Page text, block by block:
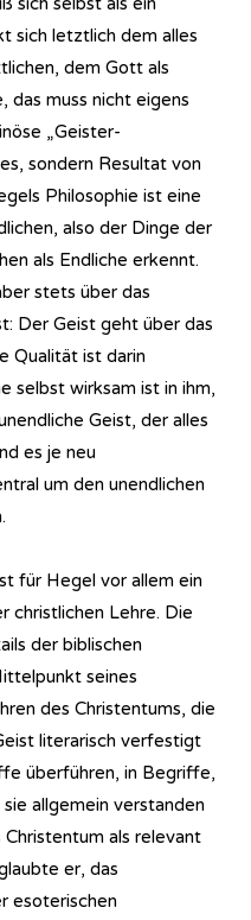
sich letztlich dem alles
dem Gott als
das muss nicht eigens
„Geister-
sondern Resultat von
Philosophie ist eine
also der Dinge der
als Endliche erkennt.
stets über das
Der Geist geht über das
Qualität ist darin
selbst wirksam ist in ihm,
Geist, der alles
es je neu
um den unendlichen
für Hegel vor allem ein
christlichen Lehre. Die
der biblischen
seines
des Christentums, die
literarisch verfestigt
überführen, in Begriffe,
allgemein verstanden
als relevant
er, das
esoterischen